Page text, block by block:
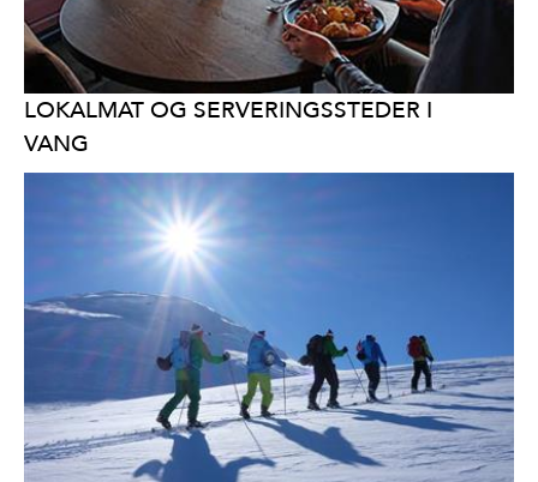
LOKALMAT OG SERVERINGSSTEDER I
VANG